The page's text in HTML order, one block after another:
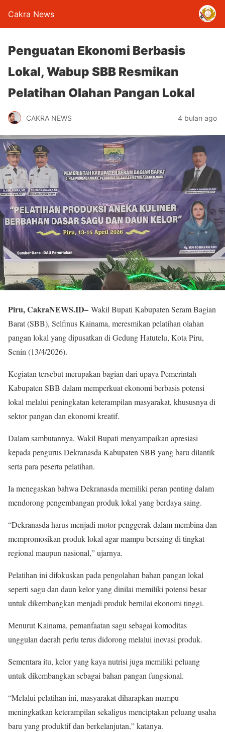
Cakra News
Penguatan Ekonomi Berbasis
Lokal, Wabup SBB Resmikan
Pelatihan Olahan Pangan Lokal
CAKRA NEWS 4 bulan ago
Piru, CakraNEWS.ID– Wakil Bupati Kabupaten Seram Bagian
Barat (SBB), Selfinus Kainama, meresmikan pelatihan olahan
pangan lokal yang dipusatkan di Gedung Hatutelu, Kota Piru,
Senin (13/4/2026).
Kegiatan tersebut merupakan bagian dari upaya Pemerintah
Kabupaten SBB dalam memperkuat ekonomi berbasis potensi
lokal melalui peningkatan keterampilan masyarakat, khususnya di
sektor pangan dan ekonomi kreatif.
Dalam sambutannya, Wakil Bupati menyampaikan apresiasi
kepada pengurus Dekranasda Kabupaten SBB yang baru dilantik
serta para peserta pelatihan.
Ia menegaskan bahwa Dekranasda memiliki peran penting dalam
mendorong pengembangan produk lokal yang berdaya saing.
“Dekranasda harus menjadi motor penggerak dalam membina dan
mempromosikan produk lokal agar mampu bersaing di tingkat
regional maupun nasional,” ujarnya.
Pelatihan ini difokuskan pada pengolahan bahan pangan lokal
seperti sagu dan daun kelor yang dinilai memiliki potensi besar
untuk dikembangkan menjadi produk bernilai ekonomi tinggi.
Menurut Kainama, pemanfaatan sagu sebagai komoditas
unggulan daerah perlu terus didorong melalui inovasi produk.
Sementara itu, kelor yang kaya nutrisi juga memiliki peluang
untuk dikembangkan sebagai bahan pangan fungsional.
“Melalui pelatihan ini, masyarakat diharapkan mampu
meningkatkan keterampilan sekaligus menciptakan peluang usaha
baru yang produktif dan berkelanjutan,” katanya.